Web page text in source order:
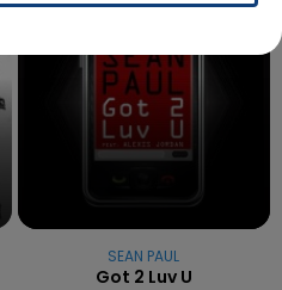
6h09
6h09
SEAN PAUL
Got 2 Luv U